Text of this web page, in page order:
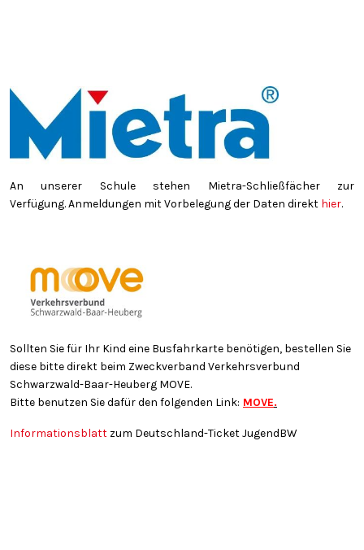
An unserer Schule stehen Mietra-Schließfächer zur
Verfügung. Anmeldungen mit Vorbelegung der Daten direkt hier.
Sollten Sie für Ihr Kind eine Busfahrkarte benötigen, bestellen Sie
diese bitte direkt beim Zweckverband Verkehrsverbund
Schwarzwald-Baar-Heuberg MOVE.
Bitte benutzen Sie dafür den folgenden Link: MOVE.
Informationsblatt zum Deutschland-Ticket JugendBW